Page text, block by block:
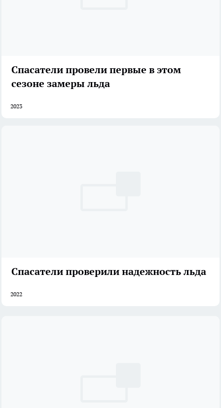
Спасатели провели первые в этом
сезоне замеры льда
2023
Спасатели проверили надежность льда
2022